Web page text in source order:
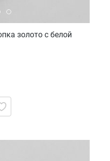
золото с белой